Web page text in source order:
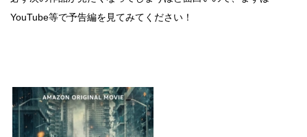
YouTube等で予告編を見てみてください！